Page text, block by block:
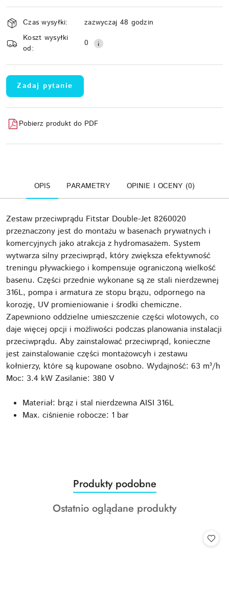
Wyślij
Dostępność
i
dostawa
Czas wysyłki:
zazwyczaj 48 godzin
Koszt wysyłki
od:
0
Zadaj pytanie
Pobierz produkt do PDF
OPIS PARAMETRY OPINIE I OCENY (0)
Zestaw przeciwprądu Fitstar Double-Jet 8260020
przeznaczony jest do montażu w basenach prywatnych i
komercyjnych jako atrakcja z hydromasażem. System
wytwarza silny przeciwprąd, który zwiększa efektywność
treningu pływackiego i kompensuje ograniczoną wielkość
basenu. Części przednie wykonane są ze stali nierdzewnej
316L, pompa i armatura ze stopu brązu, odpornego na
korozję, UV promieniowanie i środki chemiczne.
Zapewniono oddzielne umieszczenie części wlotowych, co
daje więcej opcji i możliwości podczas planowania instalacji
przeciwprądu. Aby zainstalować przeciwprąd, konieczne
jest zainstalowanie części montażowcyh i zestawu
kołnierzy, które są kupowane osobno. Wydajność: 63 m³/h
Moc: 3.4 kW Zasilanie: 380 V
Materiał: brąz i stal nierdzewna AISI 316L
Max. ciśnienie robocze: 1 bar
Pomiń karuzelę produktów
Produkty
o
statusie:
Produkty podobne
Produkty
Ostatnio oglądane produkty